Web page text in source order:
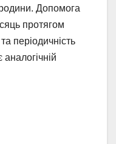
Допомога
протягом
періодичність